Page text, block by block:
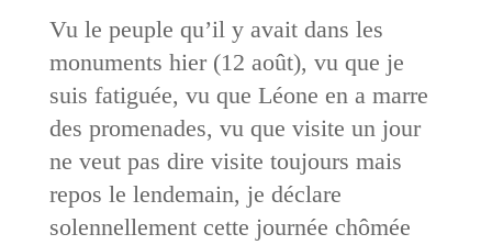
Vu le peuple qu’il y avait dans les
monuments hier (12 août), vu que je
suis fatiguée, vu que Léone en a marre
des promenades, vu que visite un jour
ne veut pas dire visite toujours mais
repos le lendemain, je déclare
solennellement cette journée chômée